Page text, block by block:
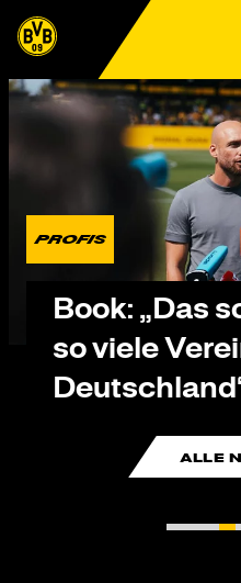
PROFIS
Book: „Das
so viele
ALLE